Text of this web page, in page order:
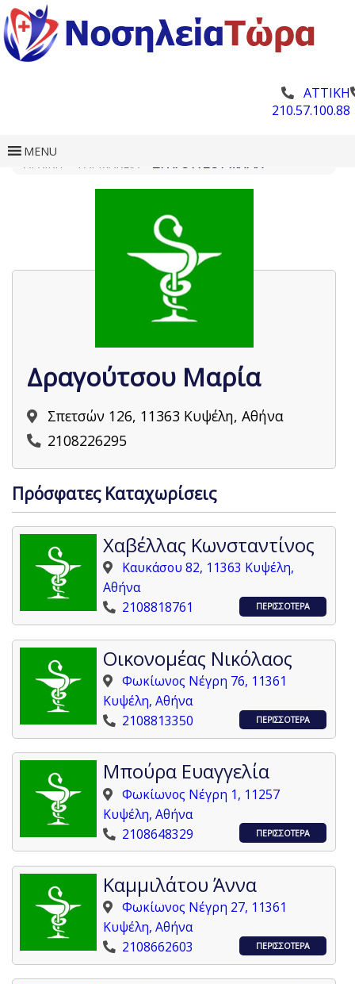
ΑΤΤΙΚΗ
210.57.100.88
MENU
Δραγούτσου Μαρία
Σπετσών 126, 11363 Κυψέλη, Αθήνα
2108226295
Πρόσφατες Καταχωρίσεις
Χαβέλλας Κωνσταντίνος
Καυκάσου 82, 11363 Κυψέλη,
Αθήνα
2108818761
ΠΕΡΙΣΣΟΤΕΡΑ
Οικονομέας Νικόλαος
Φωκίωνος Νέγρη 76, 11361
Κυψέλη, Αθήνα
2108813350
ΠΕΡΙΣΣΟΤΕΡΑ
Μπούρα Ευαγγελία
Φωκίωνος Νέγρη 1, 11257
Κυψέλη, Αθήνα
2108648329
ΠΕΡΙΣΣΟΤΕΡΑ
Καμμιλάτου Άννα
Φωκίωνος Νέγρη 27, 11361
Κυψέλη, Αθήνα
2108662603
ΠΕΡΙΣΣΟΤΕΡΑ